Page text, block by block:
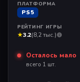
ПЛАТФОРМА
PS5
РЕЙТИНГ ИГРЫ
★3.2(8,2 тыс.)
Осталось мало
всего 1 шт.